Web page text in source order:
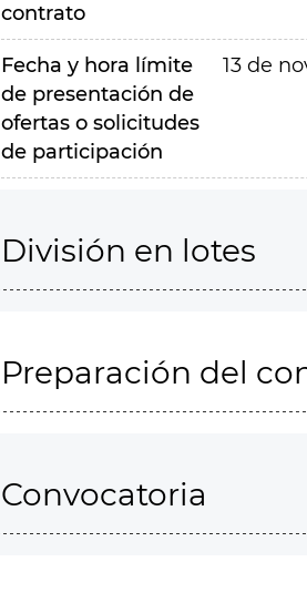
contrato
Fecha y hora límite
de presentación de
ofertas o solicitudes
de participación
13 de
División en lotes
Preparación del
Convocatoria